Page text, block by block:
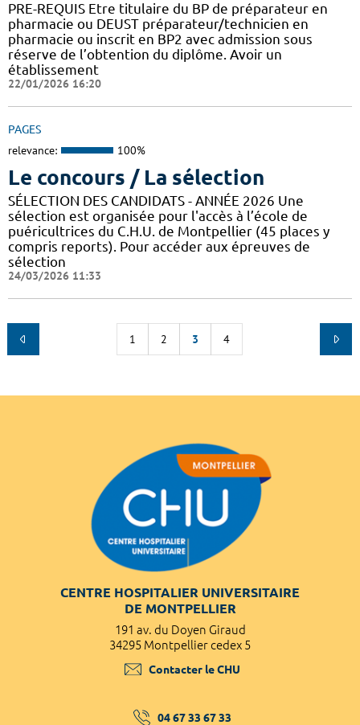
PRE-REQUIS Etre titulaire du BP de préparateur en
pharmacie ou DEUST préparateur/technicien en
pharmacie ou inscrit en BP2 avec admission sous
réserve de l’obtention du diplôme. Avoir un
établissement
22/01/2026 16:20
PAGES
relevance: 100%
Le concours / La sélection
SÉLECTION DES CANDIDATS - ANNÉE 2026 Une
sélection est organisée pour l'accès à l’école de
puéricultrices du C.H.U. de Montpellier (45 places y
compris reports). Pour accéder aux épreuves de
sélection
24/03/2026 11:33
1 2 3 4
CENTRE HOSPITALIER UNIVERSITAIRE
DE MONTPELLIER
191 av. du Doyen Giraud
34295 Montpellier cedex 5
Contacter le CHU
04 67 33 67 33